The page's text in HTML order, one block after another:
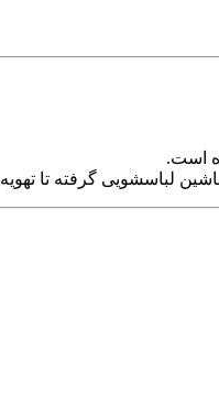
است.
لباسشویی گرفته تا